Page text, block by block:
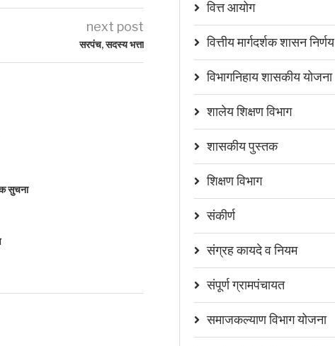
next post
सरपंच, सदस्य भत्ता
सुचना
वित्त आयोग
वित्तीय मार्गदर्शक शासन निर्णय
विभागनिहाय शासकीय योजना
शालेय शिक्षण विभाग
शासकीय पुस्तक
शिक्षण विभाग
संकीर्ण
संग्रह कायदे व नियम
संपूर्ण ग्रामपंचायत
समाजकल्याण विभाग योजना